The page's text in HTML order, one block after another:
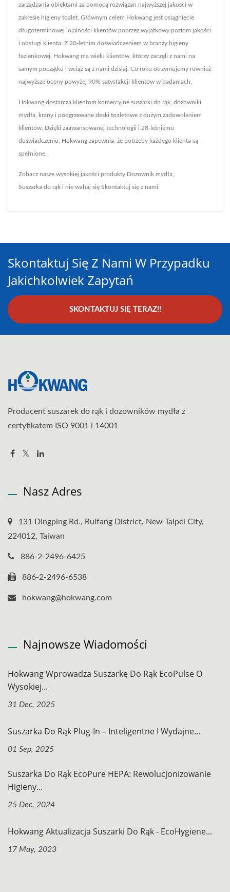
zarządzania obiektami za pomocą rozwiązań najwyższej jakości w
zakresie higieny toalet. Głównym celem Hokwang jest osiągnięcie
długoterminowej lojalności klientów poprzez wyjątkowy poziom jakości
i obsługi klienta. Z 20-letnim doświadczeniem w branży higieny
łazienkowej, Hokwang ma wielu klientów, którzy zaczęli z nami na
samym początku i wciąż są z nami dzisiaj. Co roku otrzymujemy również
najwyższe oceny powyżej 90% satysfakcji klientów w badaniach.
Hokwang dostarcza klientom komercyjne suszarki do rąk, dozowniki
mydła, krany i podgrzewane deski toaletowe z dużym zadowoleniem
klientów. Dzięki zaawansowanej technologii i 28-letniemu
doświadczeniu, Hokwang zapewnia, że potrzeby każdego klienta są
spełnione.
Zobacz nasze wysokiej jakości produkty Dozownik mydła
Suszarka do rąk i nie wahaj się Skontaktuj się z nami
Skontaktuj Się Z Nami W Przypadku
Jakichkolwiek Zapytań
SKONTAKTUJ SIĘ TERAZ!!
Producent suszarek do rąk i dozowników mydła z
certyfikatem ISO 9001 i 14001
Nasz Adres
131 Dingping Rd., Ruifang District, New Taipei City,
224012, Taiwan
886-2-2496-6425
886-2-2496-6538
hokwang@hokwang.com
Najnowsze Wiadomości
Hokwang Wprowadza Suszarkę Do Rąk EcoPulse O
Wysokiej...
31 Dec, 2025
Suszarka Do Rąk Plug-In – Inteligentne I Wydajne...
01 Sep, 2025
Suszarka Do Rąk EcoPure HEPA: Rewolucjonizowanie
Higieny...
25 Dec, 2024
Hokwang Aktualizacja Suszarki Do Rąk - EcoHygiene...
17 May, 2023